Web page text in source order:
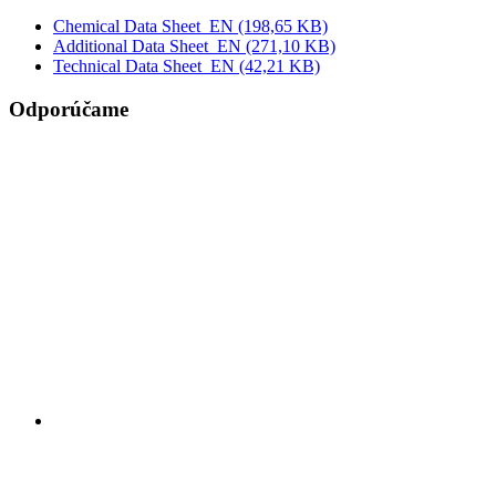
Chemical Data Sheet_EN (198,65 KB)
Additional Data Sheet_EN (271,10 KB)
Technical Data Sheet_EN (42,21 KB)
Odporúčame